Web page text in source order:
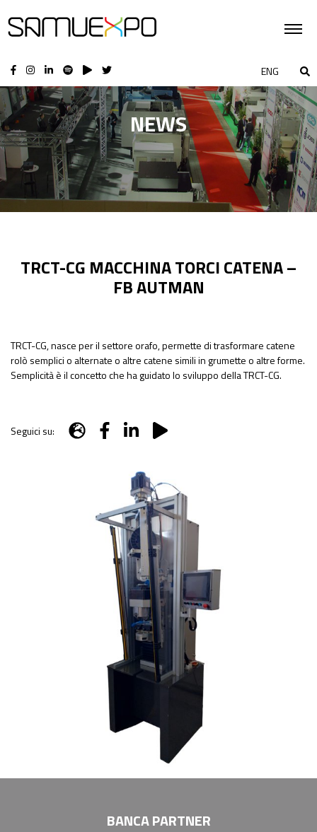
ENG
NEWS
TRCT-CG MACCHINA TORCI CATENA –
FB AUTMAN
TRCT-CG, nasce per il settore orafo, permette di trasformare catene
rolò semplici o alternate o altre catene simili in grumette o altre forme.
Semplicità è il concetto che ha guidato lo sviluppo della TRCT-CG.
Seguici su:
BANCA PARTNER